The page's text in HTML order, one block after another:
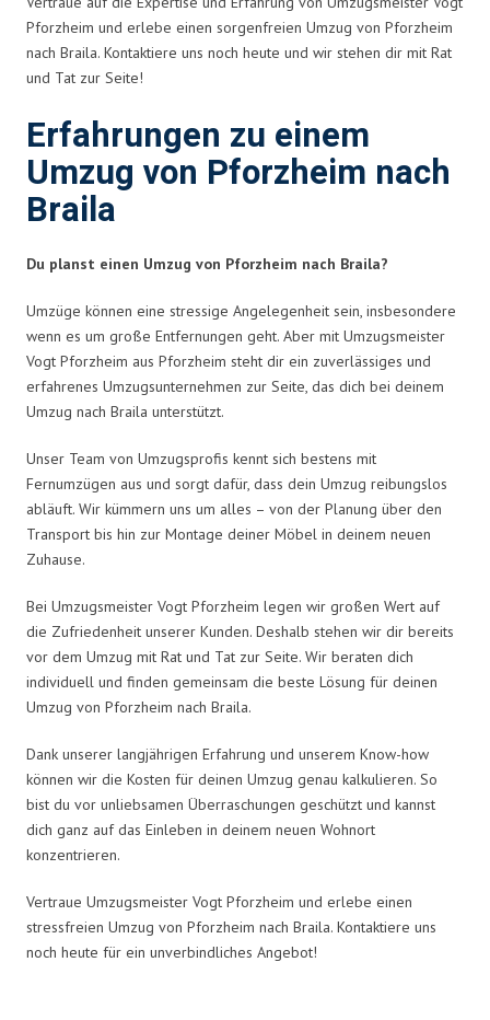
Pforzheim und erlebe einen sorgenfreien Umzug von Pforzheim
nach Braila. Kontaktiere uns noch heute und wir stehen dir mit Rat
und Tat zur Seite!
Erfahrungen zu einem
Umzug von Pforzheim nach
Braila
Du planst einen Umzug von Pforzheim nach Braila?
Umzüge können eine stressige Angelegenheit sein, insbesondere
wenn es um große Entfernungen geht. Aber mit Umzugsmeister
Vogt Pforzheim aus Pforzheim steht dir ein zuverlässiges und
erfahrenes Umzugsunternehmen zur Seite, das dich bei deinem
Umzug nach Braila unterstützt.
Unser Team von Umzugsprofis kennt sich bestens mit
Fernumzügen aus und sorgt dafür, dass dein Umzug reibungslos
abläuft. Wir kümmern uns um alles – von der Planung über den
Transport bis hin zur Montage deiner Möbel in deinem neuen
Zuhause.
Bei Umzugsmeister Vogt Pforzheim legen wir großen Wert auf
die Zufriedenheit unserer Kunden. Deshalb stehen wir dir bereits
vor dem Umzug mit Rat und Tat zur Seite. Wir beraten dich
individuell und finden gemeinsam die beste Lösung für deinen
Umzug von Pforzheim nach Braila.
Dank unserer langjährigen Erfahrung und unserem Know-how
können wir die Kosten für deinen Umzug genau kalkulieren. So
bist du vor unliebsamen Überraschungen geschützt und kannst
dich ganz auf das Einleben in deinem neuen Wohnort
konzentrieren.
Vertraue Umzugsmeister Vogt Pforzheim und erlebe einen
stressfreien Umzug von Pforzheim nach Braila. Kontaktiere uns
noch heute für ein unverbindliches Angebot!